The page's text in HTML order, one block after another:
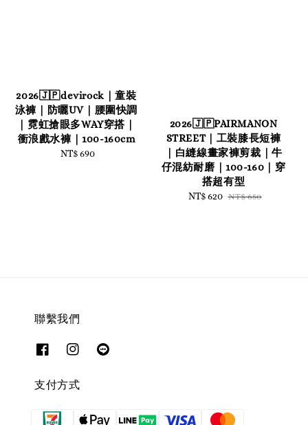
2026🇯🇵devirock｜童裝
泳褲｜防曬UV｜腰圍快調
｜霓虹搶眼多WAY穿搭｜
衝浪戲水褲｜100-160cm
Regular
NT$ 690
2026🇯🇵PAIRMANON
STREET｜工裝膝長短褲
｜白縫線畫家褲剪裁｜牛
仔混紡耐磨｜100-160｜穿
搭超有型
Sale
NT$ 620 Regular
NT$ 650
聯繫我們
支付方式